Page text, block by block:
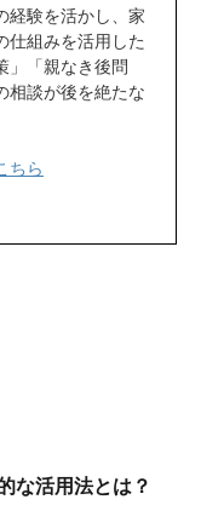
経験を活かし、家
仕組みを活用した
」「親なき後問
相談が後を絶たな
ちら
な活用法とは？